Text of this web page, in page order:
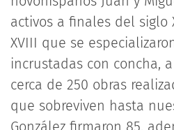
activos a finales del siglo
XVIII que se
incrustadas con concha,
cerca de 250 obras
que sobreviven hasta
González firmaron 85,